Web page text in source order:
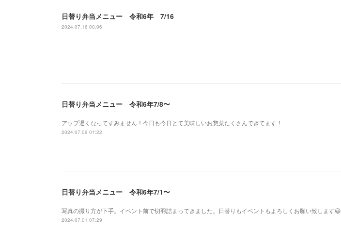
日替り弁当メニュー 令和6年 7/16
2024.07.16 00:06
日替り弁当メニュー 令和6年7/8〜
アップ遅くなってすみません！今日も今日とて美味しいお惣菜たくさんできてます！
2024.07.09 01:22
日替り弁当メニュー 令和6年7/1〜
写真の撮り方が下手。イベント前で切羽詰まってきました。日替りもイベントもよろしくお願い致します😃
2024.07.01 07:29